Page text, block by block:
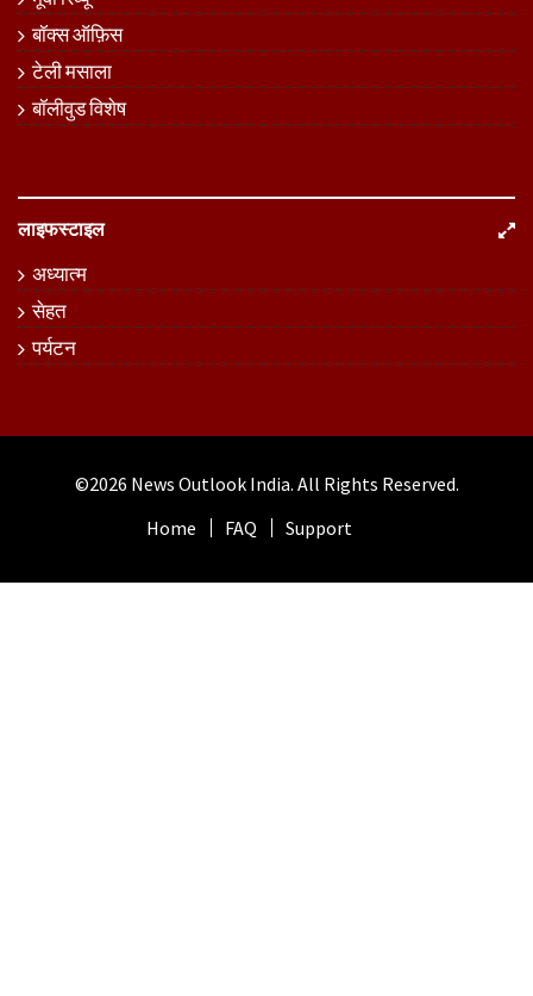
बॉक्स ऑफ़िस
टेली मसाला
बॉलीवुड विशेष
लाइफस्टाइल
अध्यात्म
सेहत
पर्यटन
©2026 News Outlook India. All Rights Reserved.
Home
FAQ Support